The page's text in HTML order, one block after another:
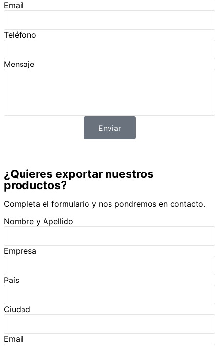
Email
Teléfono
Mensaje
Enviar
¿Quieres exportar nuestros
productos?
Completa el formulario y nos pondremos en contacto.
Nombre y Apellido
Empresa
País
Ciudad
Email